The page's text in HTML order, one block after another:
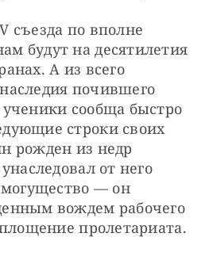
съезда по вполне
будут на десятилетия
А из всего
почившего
сообща быстро
строки своих
рожден из недр
от него
могущество — он
вождем рабочего
пролетариата.